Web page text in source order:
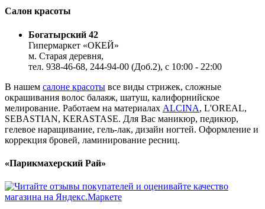
Салон красоты
Богатырский 42
Гипермаркет «ОКЕЙ»
м. Старая деревня,
тел. 938-46-68, 244-94-00 (Доб.2), c 10:00 - 22:00
В нашем салоне красоты все виды стрижек, сложные
окрашивания волос балаяж, шатуш, калифорнийское
мелирование. Работаем на материалах ALCINA, L'OREAL,
SEBASTIAN, KERASTASE. Для Вас маникюр, педикюр,
гелевое наращивание, гель-лак, дизайн ногтей. Оформление и
коррекция бровей, ламинирование ресниц.
«Парикмахерский Рай»